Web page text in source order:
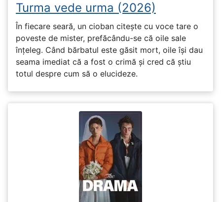
Turma vede urma (2026)
În fiecare seară, un cioban citește cu voce tare o
poveste de mister, prefăcându-se că oile sale
înțeleg. Când bărbatul este găsit mort, oile își dau
seama imediat că a fost o crimă și cred că știu
totul despre cum să o elucideze.